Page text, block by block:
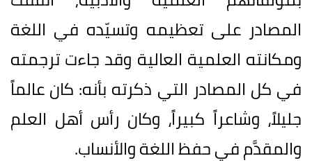
المصادر على تعظيمه وتسيّده في اللغة
ومكانته العلمية العالية وقد جاءت ترجمته
في كل المصادر التي ذكرته بأنه: كان عالماً
جليلاً، وشاعراً كبيراً، وكان رأس أهل العلم
والمقدَّم في حفظ اللغة والأنساب.